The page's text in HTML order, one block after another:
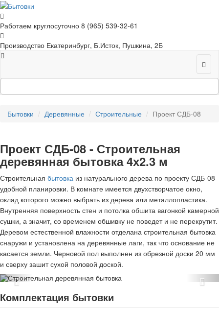
Работаем круглосуточно 8 (965) 539-32-61
Производство Екатеринбург, Б.Исток, Пушкина, 2Б
Бытовки Деревянные Строительные Проект СДБ-08
Проект СДБ-08 - Строительная
деревянная бытовка 4х2.3 м
Строительная бытовка из натурального дерева по проекту СДБ-08
удобной планировки. В комнате имеется двухстворчатое окно,
оклад которого можно выбрать из дерева или металлопластика.
Внутренняя поверхность стен и потолка обшита вагонкой камерной
сушки, а значит, со временем обшивку не поведет и не перекрутит.
Деревом естественной влажности отделана строительная бытовка
снаружи и установлена на деревянные лаги, так что основание не
касается земли. Черновой пол выполнен из обрезной доски 20 мм
и сверху зашит сухой половой доской.
Комплектация бытовки